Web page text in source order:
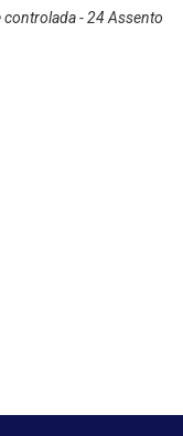
- 24 Assento